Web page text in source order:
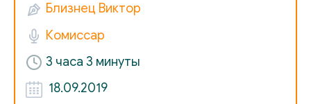
Близнец Виктор
Комиссар
3 часа 3 минуты
18.09.2019